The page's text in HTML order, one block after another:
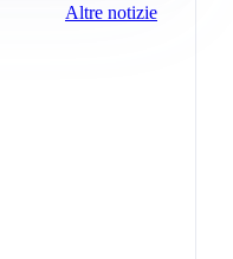
Altre notizie